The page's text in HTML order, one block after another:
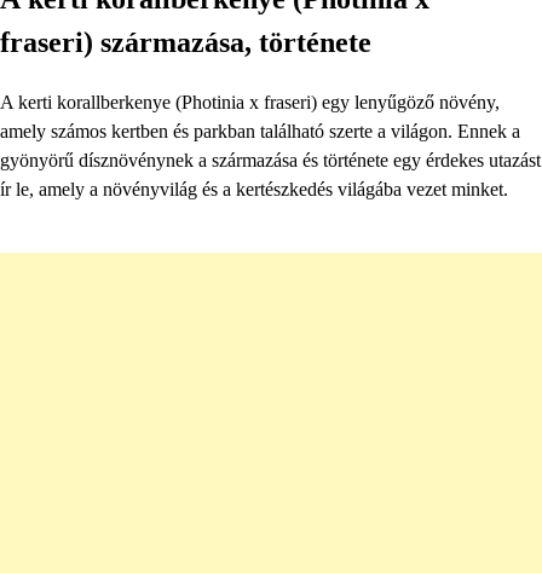
fraseri) származása, története
A kerti korallberkenye (Photinia x fraseri) egy lenyűgöző növény,
amely számos kertben és parkban található szerte a világon. Ennek a
gyönyörű dísznövénynek a származása és története egy érdekes utazást
ír le, amely a növényvilág és a kertészkedés világába vezet minket.